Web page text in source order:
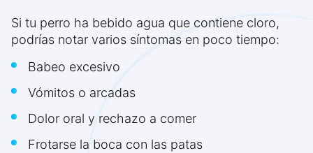
Si tu perro ha bebido agua que contiene cloro,
podrías notar varios síntomas en poco tiempo:
Babeo excesivo
Vómitos o arcadas
Dolor oral y rechazo a comer
Frotarse la boca con las patas